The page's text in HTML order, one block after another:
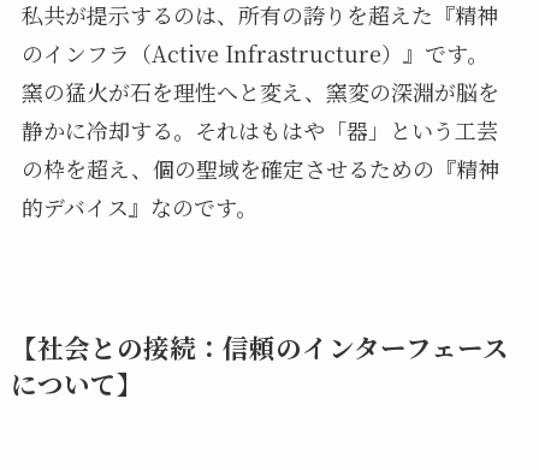
私共が提示するのは、所有の誇りを超えた『精神
のインフラ（Active Infrastructure）』です。
窯の猛火が石を理性へと変え、窯変の深淵が脳を
静かに冷却する。それはもはや「器」という工芸
の枠を超え、個の聖域を確定させるための『精神
的デバイス』なのです。
【社会との接続：信頼のインターフェース
について】